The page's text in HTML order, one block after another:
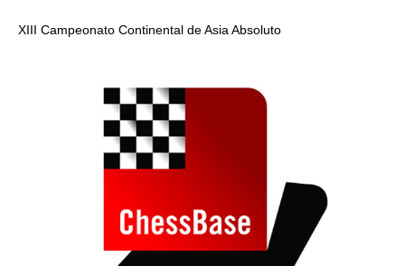
XIII Campeonato Continental de Asia Absoluto